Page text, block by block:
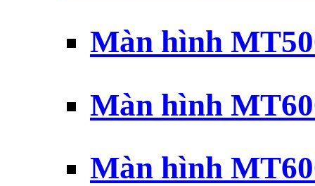
Màn hình
Màn hình
Màn hình